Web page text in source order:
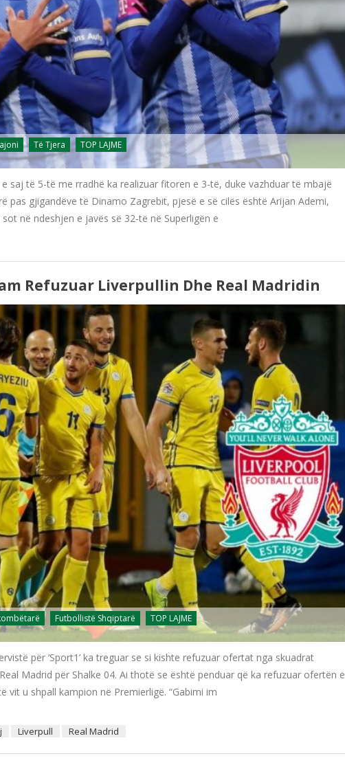
Të Tjera TOP LAJME
saj të 5-të me rradhë ka realizuar fitoren e 3-të, duke vazhduar të mbajë
pas gjigandëve të Dinamo Zagrebit, pjesë e së cilës është Arijan Ademi,
në ndeshjen e javës së 32-të në Superligën e
Refuzuar Liverpullin Dhe Real Madridin
Futbollistë Shqiptarë TOP LAJME
për ‘Sport1’ ka treguar se si kishte refuzuar ofertat nga skuadrat
Madrid për Shalke 04. Ai thotë se është penduar që ka refuzuar ofertën e
vit u shpall kampion në Premierligë. “Gabimi im
Liverpull Real Madrid